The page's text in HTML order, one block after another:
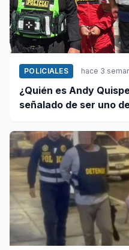
POLICIALES hace 3
¿Quién es Andy
señalado de ser uno